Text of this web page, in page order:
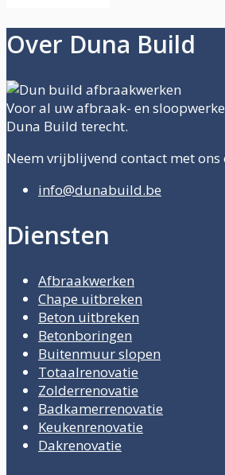
Over Duna Build
Voor al uw afbraak- en
Duna Build terecht.
Neem vrijblijvend contact met ons
info@dunabuild.be
Diensten
Afbraakwerken
Chape uitbreken
Beton uitbreken
Betonboringen
Buitenmuur slopen
Totaalrenovatie
Zolderrenovatie
Badkamerrenovatie
Keukenrenovatie
Dakrenovatie